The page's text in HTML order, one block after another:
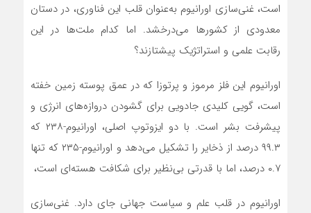
است، غنی‌سازی اورانیوم به‌عنوان قلب این فناوری، در دستان
معدودی از کشورها می‌درخشد. اما کدام ملت‌ها در این
رقابت علمی و استراتژیک پیشتازند؟
اورانیوم این فلز مرموز و پرتوزا که در عمق پوسته زمین خفته
است، گویی کلیدی جادویی برای گشودن دروازه‌های انرژی و
پیشرفت بشر است. با دو ایزوتوپ اصلی، اورانیوم-۲۳۸ که
۹۹.۳ درصد از ذخایر را تشکیل می‌دهد و اورانیوم-۲۳۵ که تنها
۰.۷ درصد، اما با قدرتی بی‌نظیر برای شکافت هسته‌ای است،
اورانیوم در قلب علم و سیاست جهانی جای دارد. غنی‌سازی